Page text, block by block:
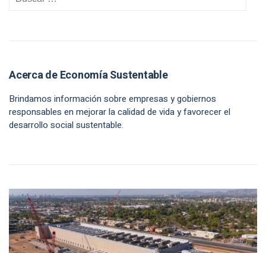
Acerca de Economía Sustentable
Brindamos información sobre empresas y gobiernos
responsables en mejorar la calidad de vida y favorecer el
desarrollo social sustentable.